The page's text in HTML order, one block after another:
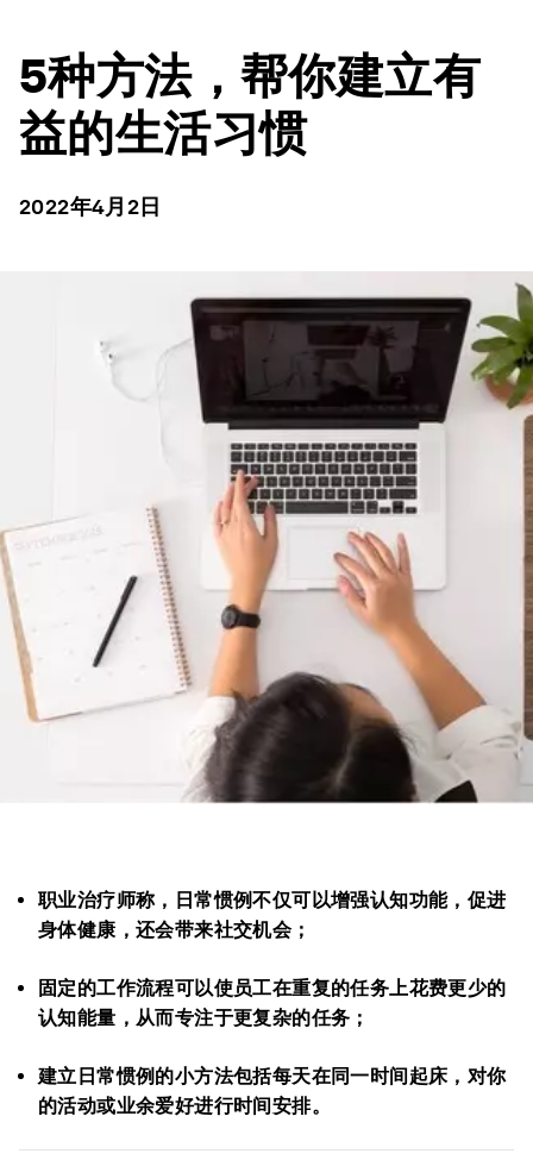
5种方法，帮你建立有
益的生活习惯
2022年4月2日
职业治疗师称，日常惯例不仅可以增强认知功能，促进
身体健康，还会带来社交机会；
固定的工作流程可以使员工在重复的任务上花费更少的
认知能量，从而专注于更复杂的任务；
建立日常惯例的小方法包括每天在同一时间起床，对你
的活动或业余爱好进行时间安排。